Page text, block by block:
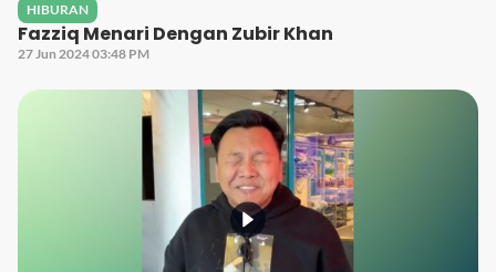
HIBURAN
Fazziq Menari Dengan Zubir Khan
27 Jun 2024 03:48 PM